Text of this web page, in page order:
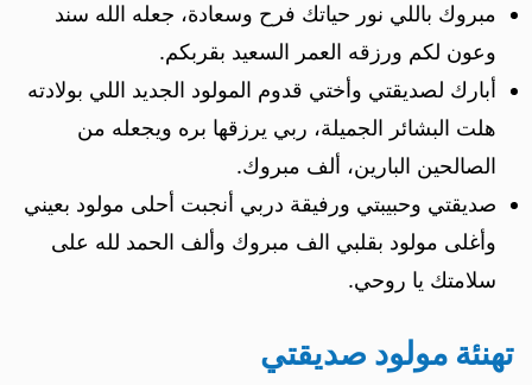
مبروك باللي نور حياتك فرح وسعادة، جعله الله سند
وعون لكم ورزقه العمر السعيد بقربكم.
أبارك لصديقتي وأختي قدوم المولود الجديد اللي بولادته
هلت البشائر الجميلة، ربي يرزقها بره ويجعله من
الصالحين البارين، ألف مبروك.
صديقتي وحبيبتي ورفيقة دربي أنجبت أحلى مولود بعيني
وأغلى مولود بقلبي الف مبروك وألف الحمد لله على
سلامتك يا روحي.
تهنئة مولود صديقتي